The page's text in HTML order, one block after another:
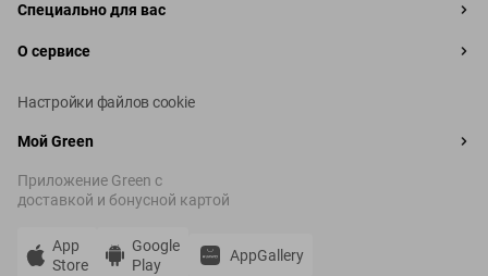
Специально для вас
О сервисе
Настройки файлов cookie
Мой Green
Приложение Green c
доставкой и бонусной картой
App
Store
Google
Play
AppGallery